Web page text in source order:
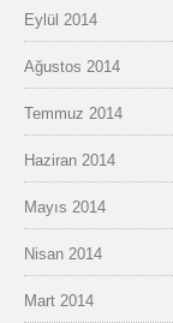
Eylül 2014
Ağustos 2014
Temmuz 2014
Haziran 2014
Mayıs 2014
Nisan 2014
Mart 2014